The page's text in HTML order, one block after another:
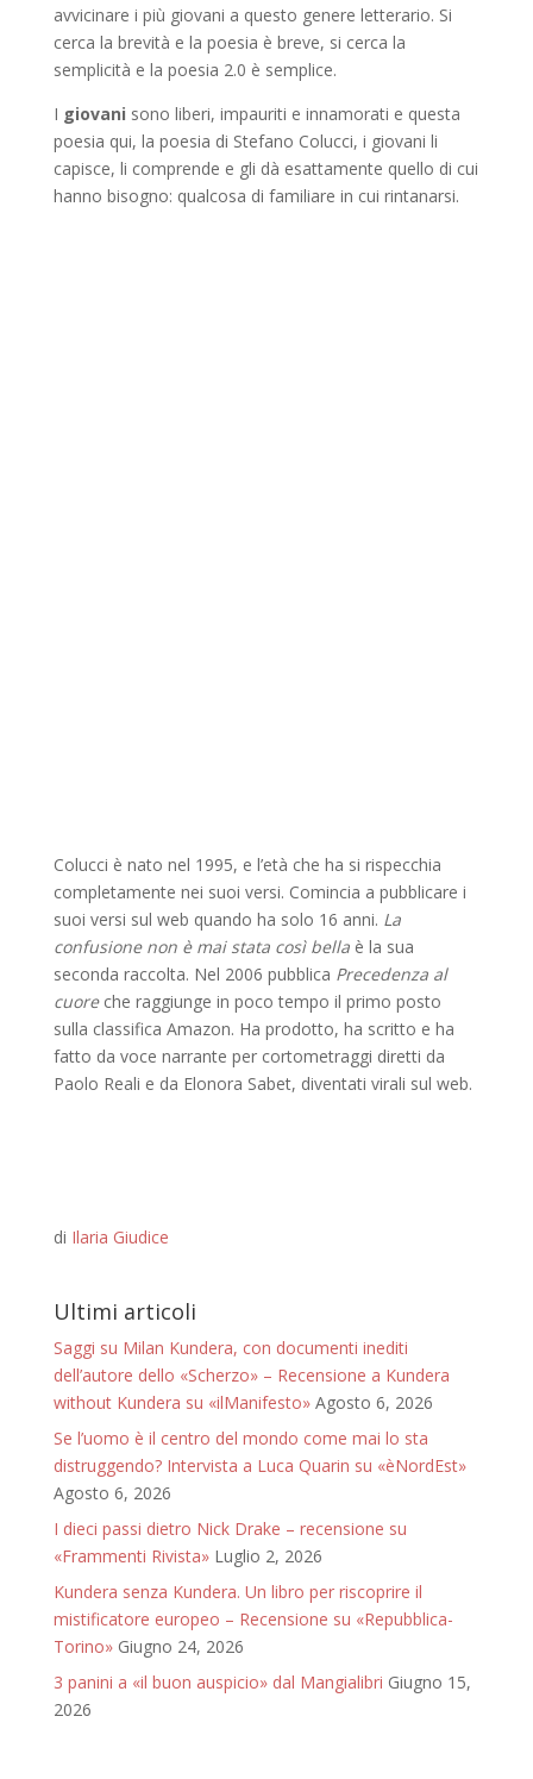
avvicinare i più giovani a questo genere letterario. Si
cerca la brevità e la poesia è breve, si cerca la
semplicità e la poesia 2.0 è semplice.
I giovani sono liberi, impauriti e innamorati e questa
poesia qui, la poesia di Stefano Colucci, i giovani li
capisce, li comprende e gli dà esattamente quello di cui
hanno bisogno: qualcosa di familiare in cui rintanarsi.
Colucci è nato nel 1995, e l’età che ha si rispecchia
completamente nei suoi versi. Comincia a pubblicare i
suoi versi sul web quando ha solo 16 anni. La
confusione non è mai stata così bella è la sua
seconda raccolta. Nel 2006 pubblica Precedenza al
cuore che raggiunge in poco tempo il primo posto
sulla classifica Amazon. Ha prodotto, ha scritto e ha
fatto da voce narrante per cortometraggi diretti da
Paolo Reali e da Elonora Sabet, diventati virali sul web.
di Ilaria Giudice
Ultimi articoli
Saggi su Milan Kundera, con documenti inediti
dell’autore dello «Scherzo» – Recensione a Kundera
without Kundera su «ilManifesto» Agosto 6, 2026
Se l’uomo è il centro del mondo come mai lo sta
distruggendo? Intervista a Luca Quarin su «èNordEst»
Agosto 6, 2026
I dieci passi dietro Nick Drake – recensione su
«Frammenti Rivista» Luglio 2, 2026
Kundera senza Kundera. Un libro per riscoprire il
mistificatore europeo – Recensione su «Repubblica-
Torino» Giugno 24, 2026
3 panini a «il buon auspicio» dal Mangialibri Giugno 15,
2026